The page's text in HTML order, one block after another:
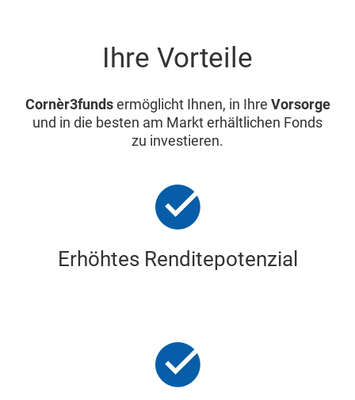
Ihre Vorteile
Cornèr3fundsermöglicht Ihnen, in Ihre Vorsorge
und in die besten am Markt erhältlichen Fonds
zu investieren.
Erhöhtes Renditepotenzial